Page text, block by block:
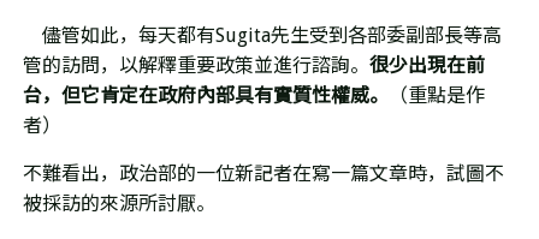
儘管如此，每天都有Sugita先生受到各部委副部長等高
管的訪問，以解釋重要政策並進行諮詢。 很少出現在前
台，但它肯定在政府內部具有實質性權威。
（重點是作
者）
不難看出，政治部的一位新記者在寫一篇文章時，試圖不
被採訪的來源所討厭。